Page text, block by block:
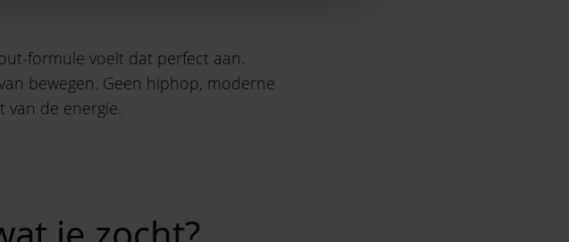
formule voelt dat perfect aan.
bewegen. Geen hiphop, moderne
van de energie.